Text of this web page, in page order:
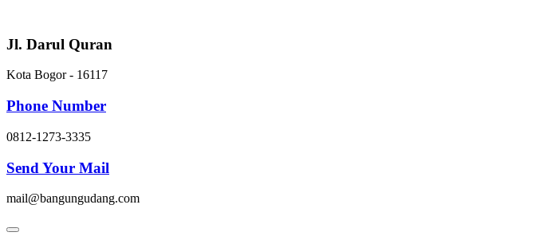
content
Jl. Darul Quran
Kota Bogor - 16117
Phone Number
0812-1273-3335
Send Your Mail
mail@bangungudang.com